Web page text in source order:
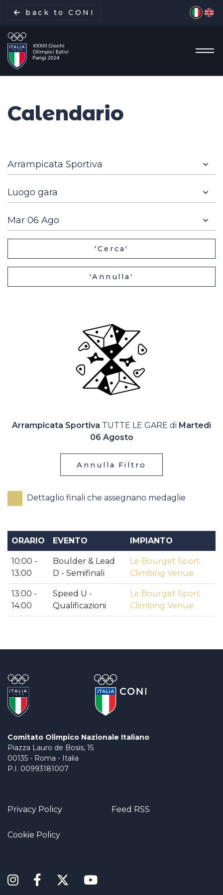
back to CONI
La missione
Discipline
Gare
Casa Italia
News
Media
Calendario
'Cerca'
'Annulla'
Arrampicata Sportiva TUTTE LE GARE di Martedì
06 Agosto
Annulla Filtro
Dettaglio finali che assegnano medaglie
ORARIO EVENTO IMPIANTO
10:00 -
13:00
Boulder & Lead
D - Semifinali
Le Bourget Sport
Climbing Venue
13:00 -
14:00
Speed U -
Qualificazioni
Le Bourget Sport
Climbing Venue
Comitato Olimpico Nazionale Italiano
Piazza Lauro de Bosis, 15
00135 - Roma - Italia
P.I. 00993181007
Privacy Policy Feed RSS
Cookie Policy